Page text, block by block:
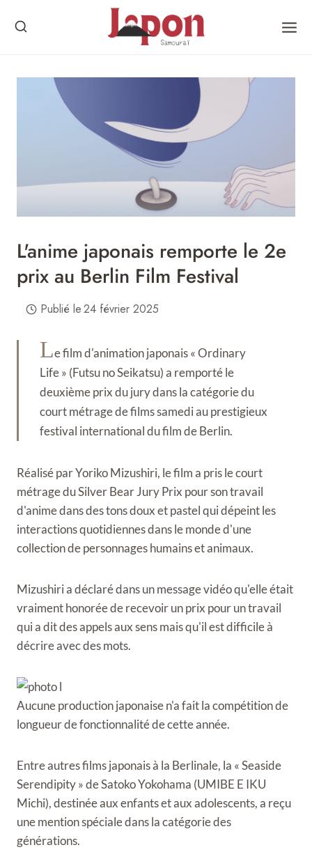
L'anime japonais remporte le 2e
prix au Berlin Film Festival
Publié le24 février 2025
Le film d'animation japonais « Ordinary
Life » (Futsu no Seikatsu) a remporté le
deuxième prix du jury dans la catégorie du
court métrage de films samedi au prestigieux
festival international du film de Berlin.
Réalisé par Yoriko Mizushiri, le film a pris le court
métrage du Silver Bear Jury Prix pour son travail
d'anime dans des tons doux et pastel qui dépeint les
interactions quotidiennes dans le monde d'une
collection de personnages humains et animaux.
Mizushiri a déclaré dans un message vidéo qu'elle était
vraiment honorée de recevoir un prix pour un travail
qui a dit des appels aux sens mais qu'il est difficile à
décrire avec des mots.
Aucune production japonaise n'a fait la compétition de
longueur de fonctionnalité de cette année.
Entre autres films japonais à la Berlinale, la « Seaside
Serendipity » de Satoko Yokohama (UMIBE E IKU
Michi), destinée aux enfants et aux adolescents, a reçu
une mention spéciale dans la catégorie des
générations.